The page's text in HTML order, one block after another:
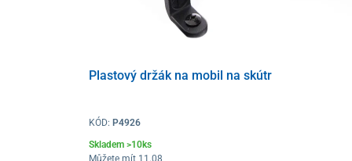
kde si můžete uchovat i cennější věci.
Plastový držák na mobil na skútr
KÓD: P4926
Skladem >10ks
Můžete mít 11.08